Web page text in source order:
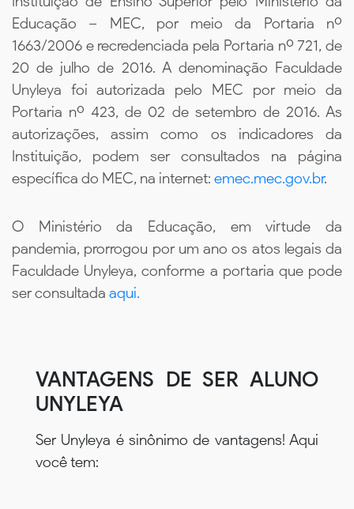
Educação – MEC, por meio da Portaria nº
1663/2006 e recredenciada pela Portaria nº 721, de
20 de julho de 2016. A denominação Faculdade
Unyleya foi autorizada pelo MEC por meio da
Portaria nº 423, de 02 de setembro de 2016. As
autorizações, assim como os indicadores da
Instituição, podem ser consultados na página
específica do MEC, na internet: emec.mec.gov.br.
O Ministério da Educação, em virtude da
pandemia, prorrogou por um ano os atos legais da
Faculdade Unyleya, conforme a portaria que pode
ser consultada aqui.
VANTAGENS DE SER ALUNO
UNYLEYA
Ser Unyleya é sinônimo de vantagens! Aqui
você tem: